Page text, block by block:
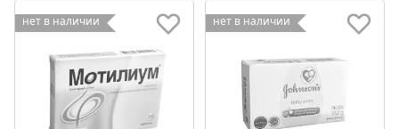
нет в наличии нет в наличии